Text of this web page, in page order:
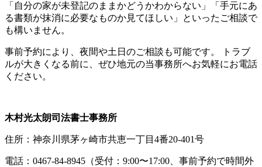
「自分の家が未登記のままかどうかわからない」「手元にあ
る書類が抹消に必要なものか見てほしい」といったご相談で
も構いません。
事前予約により、夜間や土日のご相談も可能です。 トラブ
ルが大きくなる前に、ぜひ地元の当事務所へお気軽にお電話
ください。
木村光太朗司法書士事務所
住所：神奈川県茅ヶ崎市共恵一丁目4番20-401号
電話：0467-84-8945（受付：9:00〜17:00、事前予約で時間外